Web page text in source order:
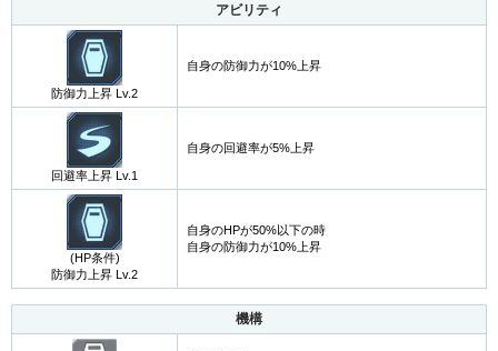
アビリティ
防御力上昇 Lv.2
自身の防御力が10%上昇
回避率上昇 Lv.1
自身の回避率が5%上昇
(HP条件)
防御力上昇 Lv.2
自身のHPが50%以下の時
自身の防御力が10%上昇
機構